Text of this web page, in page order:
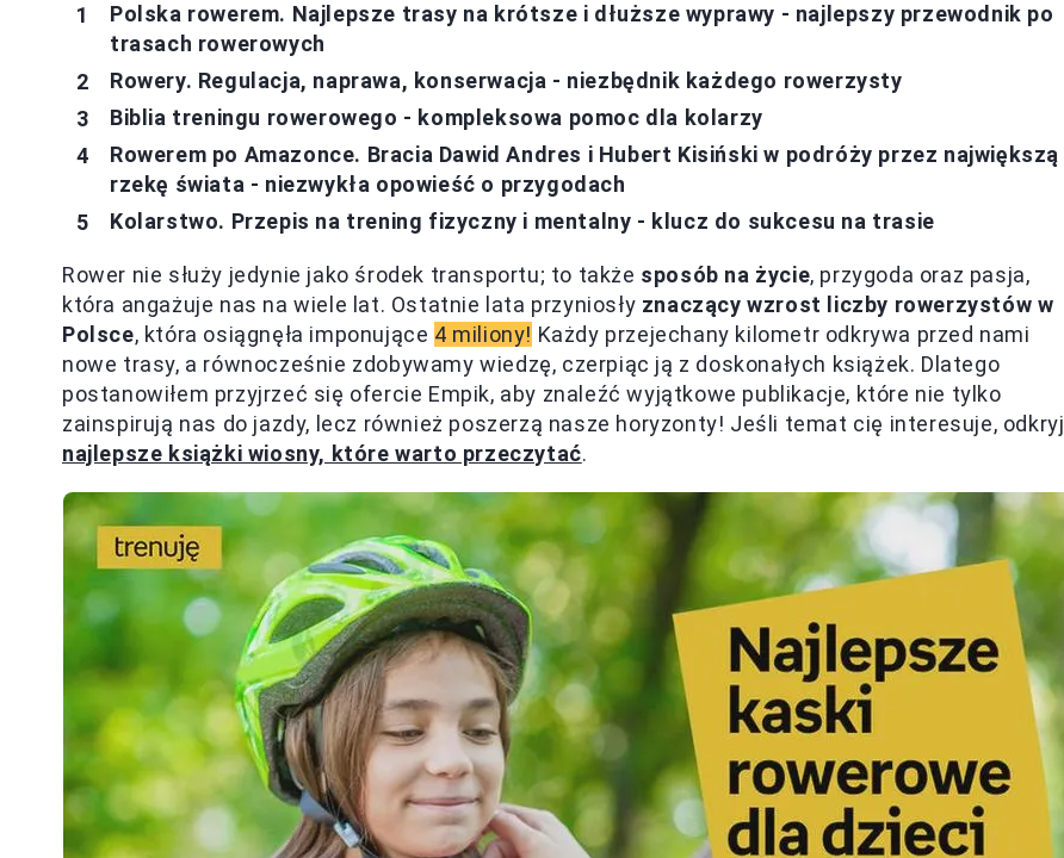
Polska rowerem. Najlepsze trasy na krótsze i dłuższe wyprawy - najlepszy przewodnik po
trasach rowerowych
Rowery. Regulacja, naprawa, konserwacja - niezbędnik każdego rowerzysty
Biblia treningu rowerowego - kompleksowa pomoc dla kolarzy
Rowerem po Amazonce. Bracia Dawid Andres i Hubert Kisiński w podróży przez największą
rzekę świata - niezwykła opowieść o przygodach
Kolarstwo. Przepis na trening fizyczny i mentalny - klucz do sukcesu na trasie
Rower nie służy jedynie jako środek transportu; to także sposób na życie, przygoda oraz pasja,
która angażuje nas na wiele lat. Ostatnie lata przyniosły znaczący wzrost liczby rowerzystów w
Polsce, która osiągnęła imponujące 4 miliony! Każdy przejechany kilometr odkrywa przed nami
nowe trasy, a równocześnie zdobywamy wiedzę, czerpiąc ją z doskonałych książek. Dlatego
postanowiłem przyjrzeć się ofercie Empik, aby znaleźć wyjątkowe publikacje, które nie tylko
zainspirują nas do jazdy, lecz również poszerzą nasze horyzonty! Jeśli temat cię interesuje, odkryj
najlepsze książki wiosny, które warto przeczytać.